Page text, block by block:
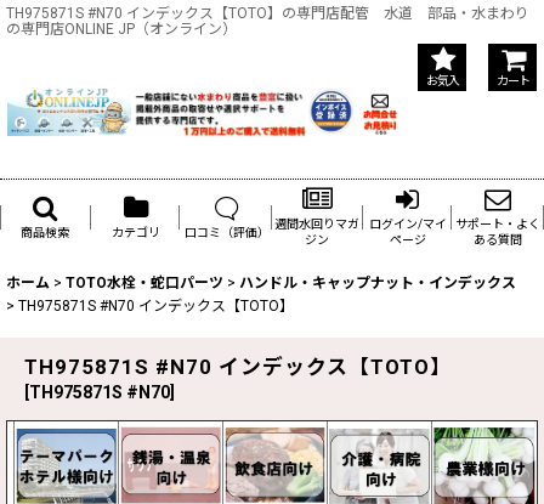
TH975871S #N70 インデックス【TOTO】の専門店配管 水道 部品・水まわり
の専門店ONLINE JP（オンライン）
お気入 カート
商品検索 カテゴリ 口コミ（評価）
週間水回りマガ
ジン
ログイン/マイ
ページ
サポート・よく
ある質問
ホーム > TOTO水栓・蛇口パーツ > ハンドル・キャップナット・インデックス
> TH975871S #N70 インデックス【TOTO】
TH975871S #N70 インデックス【TOTO】
TH975871S #N70